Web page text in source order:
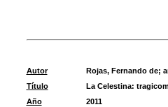
Autor Rojas, Fernando de;
Título
La Celestina:
Año
2011